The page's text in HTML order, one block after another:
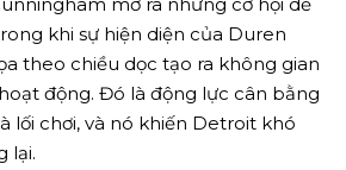
khi sự hiện diện của Duren
theo chiều dọc tạo ra không gian
động. Đó là động lực cân bằng
lối chơi, và nó khiến Detroit khó
lại.